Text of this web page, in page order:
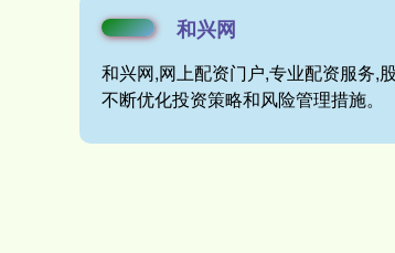
和兴网
和兴网,网上配资门户,专业配资服务,
不断优化投资策略和风险管理措施。